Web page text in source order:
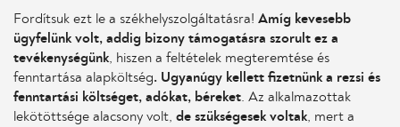
Fordítsuk ezt le a székhelyszolgáltatásra! Amíg kevesebb
ügyfelünk volt, addig bizony támogatásra szorult ez a
tevékenységünk , hiszen a feltételek megteremtése és
fenntartása alapköltség. Ugyanúgy kellett fizetnünk a rezsi és
fenntartási költséget, adókat, béreket . Az alkalmazottak
lekötöttsége alacsony volt, de szükségesek voltak , mert a